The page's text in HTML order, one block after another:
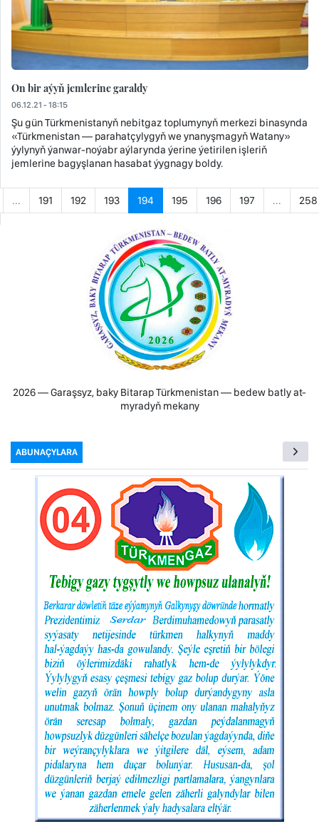
On bir aýyň jemlerine garaldy
06.12.21 - 18:15
Şu gün Türkmenistanyň nebitgaz toplumynyň merkezi binasynda
«Türkmenistan — parahatçylygyň we ynanyşmagyň Watany»
ýylynyň ýanwar-noýabr aýlarynda ýerine ýetirilen işleriň
jemlerine bagyşlanan hasabat ýygnagy boldy.
... 191 192 193 194 195 196 197 ... 258
2026 — Garaşsyz, baky Bitarap Türkmenistan — bedew batly at-
myradyň mekany
ABUNAÇYLARA